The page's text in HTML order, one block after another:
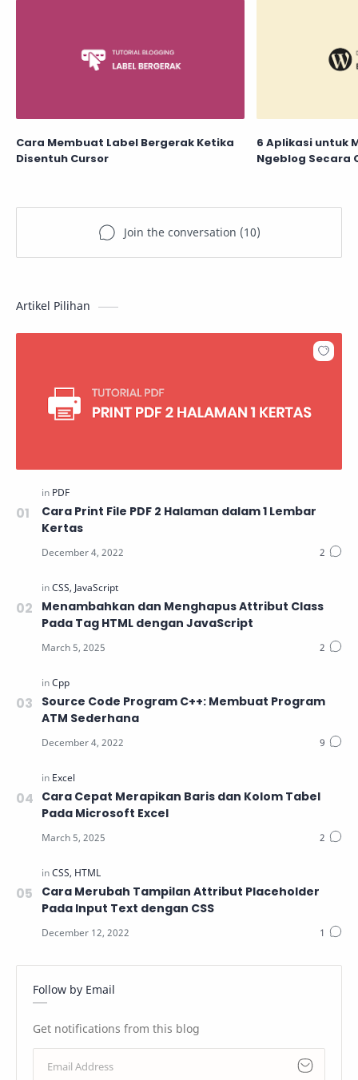
Cara Membuat Label Bergerak Ketika
Disentuh Cursor
6 Aplikasi untuk
Ngeblog Secara
Artikel Pilihan
Cara Print File PDF 2 Halaman dalam 1 Lembar
Kertas
Menambahkan dan Menghapus Attribut Class
Pada Tag HTML dengan JavaScript
Source Code Program C++: Membuat Program
ATM Sederhana
Cara Cepat Merapikan Baris dan Kolom Tabel
Pada Microsoft Excel
Cara Merubah Tampilan Attribut Placeholder
Pada Input Text dengan CSS
Follow by Email
Get notifications from this blog